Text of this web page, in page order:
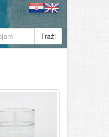
Traži